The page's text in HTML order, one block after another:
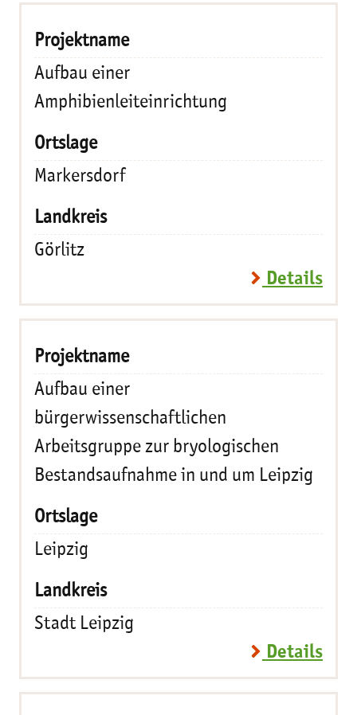
Aufbau einer
Amphibienleiteinrichtung
Markersdorf
Görlitz
Details
Aufbau einer
bürgerwissenschaftlichen
Arbeitsgruppe zur bryologischen
Bestandsaufnahme in und um Leipzig
Leipzig
Stadt Leipzig
Details